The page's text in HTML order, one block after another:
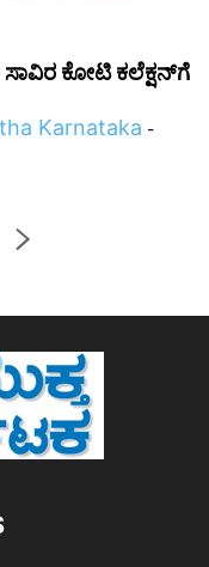
ಸಾವಿರ ಕೋಟಿ ಕಲೆಕ್ಷನ್‌ಗೆ
Karnataka -